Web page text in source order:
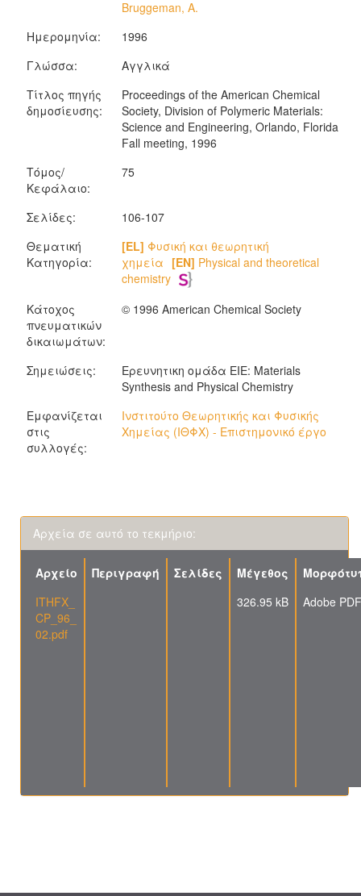
Bruggeman, A.
Ημερομηνία:
1996
Γλώσσα:
Αγγλικά
Τίτλος πηγής
δημοσίευσης:
Proceedings of the American Chemical
Society, Division of Polymeric Materials:
Science and Engineering, Orlando, Florida
Fall meeting, 1996
Τόμος/
Κεφάλαιο:
75
Σελίδες:
106-107
Θεματική
Κατηγορία:
[EL] Φυσική και θεωρητική
χημεία [EN] Physical and theoretical
chemistry
Κάτοχος
πνευματικών
δικαιωμάτων:
© 1996 American Chemical Society
Σημειώσεις:
Ερευνητικη ομάδα ΕΙΕ: Materials
Synthesis and Physical Chemistry
Εμφανίζεται
στις
συλλογές:
Ινστιτούτο Θεωρητικής και Φυσικής
Χημείας (ΙΘΦΧ) - Επιστημονικό έργο
Αρχεία σε αυτό το τεκμήριο:
Αρχείο Περιγραφή Σελίδες Μέγεθος
ITHFX_
CP_96_
02.pdf
326.95 kB Adobe PDF